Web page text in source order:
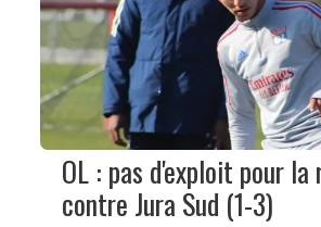
OL : pas d'exploit pour la
contre Jura Sud (1-3)